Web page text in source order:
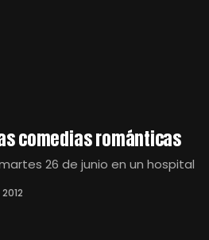
comedias románticas
26 de junio en un hospital